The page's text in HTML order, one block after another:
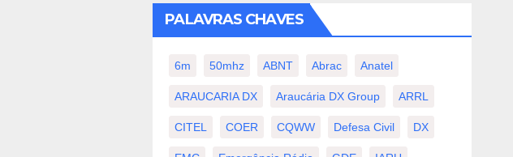
PALAVRAS CHAVES
6m 50mhz ABNT Abrac Anatel
ARAUCARIA DX Araucária DX Group ARRL
CITEL COER CQWW Defesa Civil DX